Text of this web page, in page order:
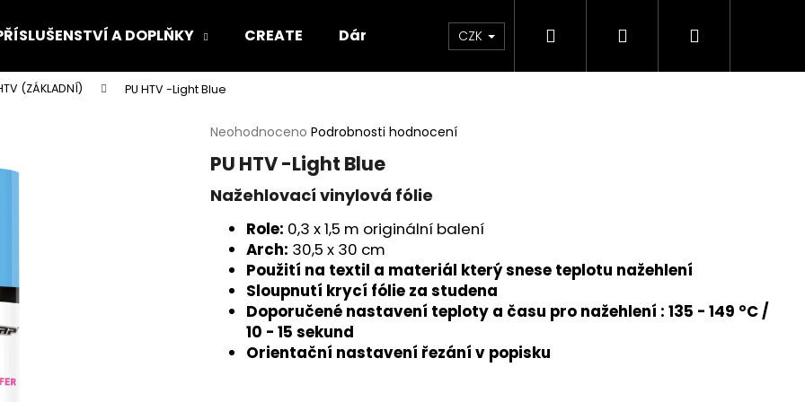
A DOPLŇKY CREATE Dárkový poukaz BLEŠÍ TRH🛍️ Doprava a platba
CZK Hledat PřihlášeníNákupní
(ZÁKLADNÍ) PU HTV -Light Blue
Průměrné
produktu
0,0
hvězdiček.
Neohodnoceno Podrobnosti hodnocení
PU HTV -Light Blue
Nažehlovací vinylová fólie
Role: 0,3 x 1,5 m originální balení
Arch: 30,5 x 30 cm
Použití na textil a materiál který snese teplotu nažehlení
Sloupnutí krycí fólie za studena
Doporučené nastavení teploty a času pro nažehlení : 135 - 149 °C /
10 - 15 sekund
Orientační nastavení řezání v popisku
Co potřebujete najít?
HLEDAT